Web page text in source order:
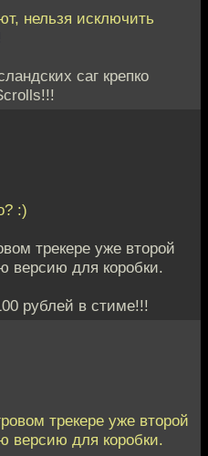
нельзя исключить
саг крепко
:)
трекере уже второй
версию для коробки.
рублей в стиме!!!
трекере уже второй
версию для коробки.